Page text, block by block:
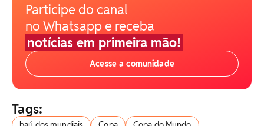
Participe do canal
no Whatsapp e receba
notícias em primeira mão!
Acesse a comunidade
Tags: